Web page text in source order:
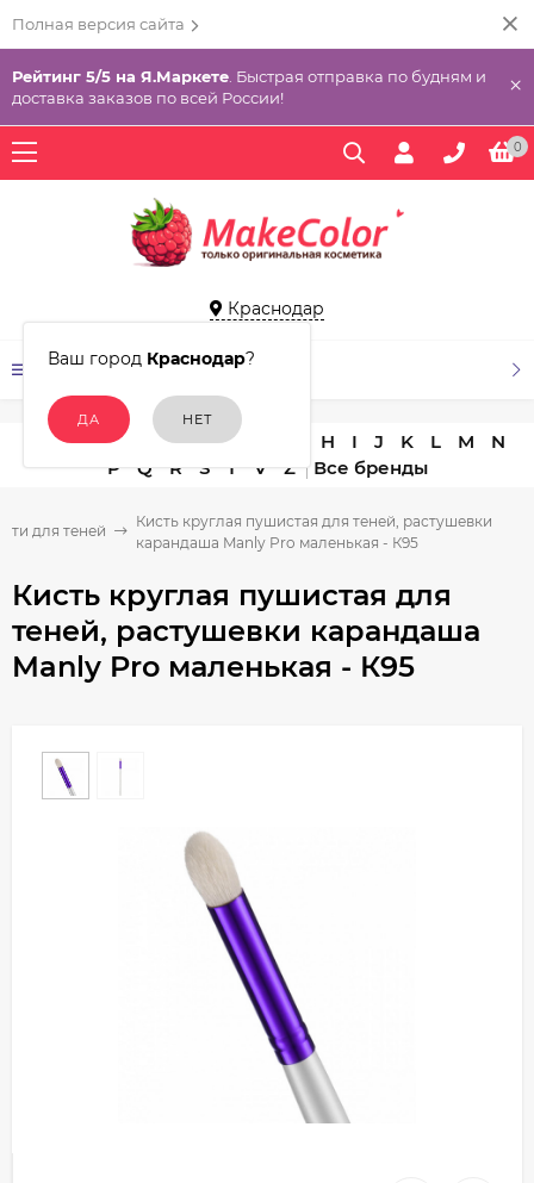
Полная версия сайта
Рейтинг 5/5 на Я.Маркете . Быстрая отправка по будням и
доставка заказов по всей России!
×
0
Краснодар
Ваш город Краснодар?
КАТАЛОГ ТОВАРОВ
A C D E H I J K L M
N
P
Q R S T V Z
для теней
Кисть круглая пушистая для теней, растушевки
карандаша Manly Pro маленькая - К95
Кисть круглая пушистая для
теней, растушевки карандаша
Manly Pro маленькая - К95